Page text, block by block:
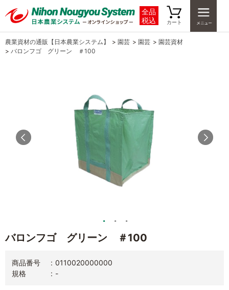
全品
税込
カート
農業資材の通販【日本農業システム】 > 園芸 > 園芸 > 園芸資材
> バロンフゴ グリーン ＃100
バロンフゴ グリーン ＃100
商品番号
0110020000000
規格
-